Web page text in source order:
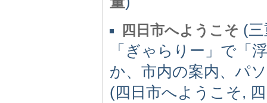
四日市へようこそ (
「ぎゃらりー」で「
か、市内の案内、パ
(四日市へようこそ,